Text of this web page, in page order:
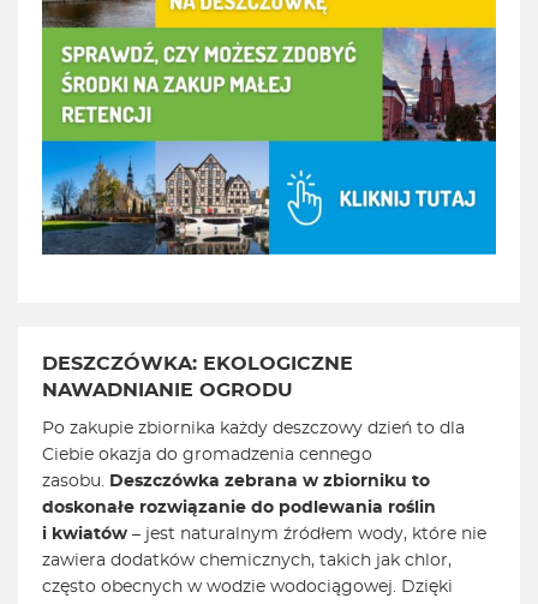
DESZCZÓWKA: EKOLOGICZNE
NAWADNIANIE OGRODU
Po zakupie zbiornika każdy deszczowy dzień to dla
Ciebie okazja do gromadzenia cennego
zasobu. Deszczówka zebrana w zbiorniku to
doskonałe rozwiązanie do podlewania roślin
i kwiatów – jest naturalnym źródłem wody, które nie
zawiera dodatków chemicznych, takich jak chlor,
często obecnych w wodzie wodociągowej. Dzięki